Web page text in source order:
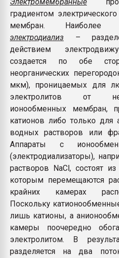
градиентом
мембран. Наиболее
электродиализ –
действием
создается по обе
неорганических
мкм), проницаемых для
электролитов от
ионообменных мембран,
катионов либо только для
водных растворов или
Аппараты с
(электродиализаторы),
растворов NaCl, состоят
которым перемещаются
крайних камерах
Поскольку
лишь катионы, а
камеры поочередно
электролитом. В
разделяется на два